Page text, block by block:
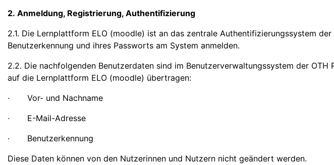
2. Anmeldung, Registrierung, Authentifizierung
2.1. Die Lernplattform ELO (moodle) ist an das zentrale Authentifizierungssystem
Benutzerkennung und ihres Passworts am System anmelden.
2.2. Die nachfolgenden Benutzerdaten sind im Benutzerverwaltungssystem der
auf die Lernplattform ELO (moodle) übertragen:
· Vor- und Nachname
· E-Mail-Adresse
· Benutzerkennung
Diese Daten können von den Nutzerinnen und Nutzern nicht geändert werden.